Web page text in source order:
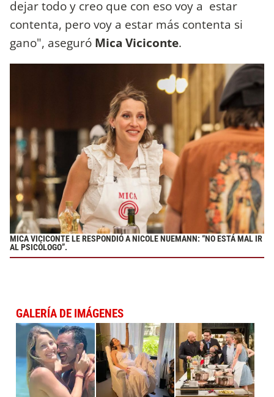
dejar todo y creo que con eso voy a estar
contenta, pero voy a estar más contenta si
gano", aseguró Mica Viciconte.
MICA VICICONTE LE RESPONDIÓ A NICOLE NUEMANN: “NO ESTÁ MAL IR
AL PSICÓLOGO”.
GALERÍA DE IMÁGENES